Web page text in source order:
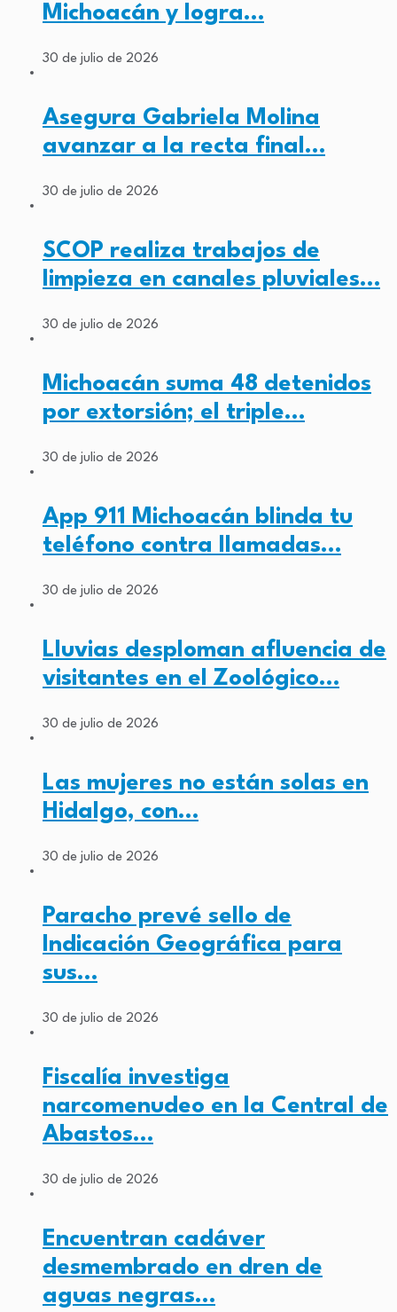
Michoacán y logra…
30 de julio de 2026
Asegura Gabriela Molina
avanzar a la recta final…
30 de julio de 2026
SCOP realiza trabajos de
limpieza en canales pluviales…
30 de julio de 2026
Michoacán suma 48 detenidos
por extorsión; el triple…
30 de julio de 2026
App 911 Michoacán blinda tu
teléfono contra llamadas…
30 de julio de 2026
Lluvias desploman afluencia de
visitantes en el Zoológico…
30 de julio de 2026
Las mujeres no están solas en
Hidalgo, con…
30 de julio de 2026
Paracho prevé sello de
Indicación Geográfica para
sus…
30 de julio de 2026
Fiscalía investiga
narcomenudeo en la Central de
Abastos…
30 de julio de 2026
Encuentran cadáver
desmembrado en dren de
aguas negras…